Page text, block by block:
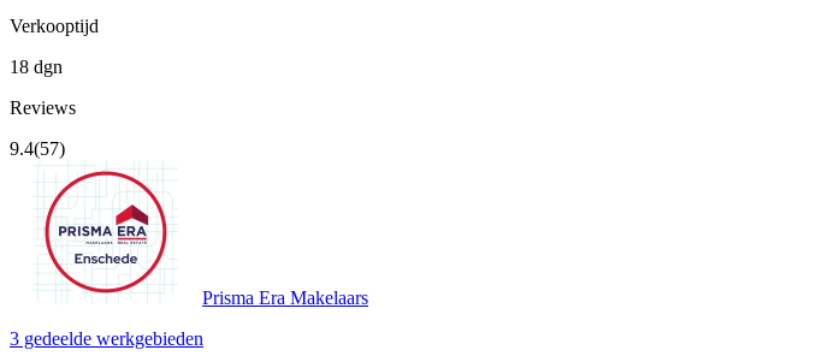
Verkooptijd
18 dgn
Reviews
9.4(57)
Prisma Era Makelaars
3 gedeelde werkgebieden